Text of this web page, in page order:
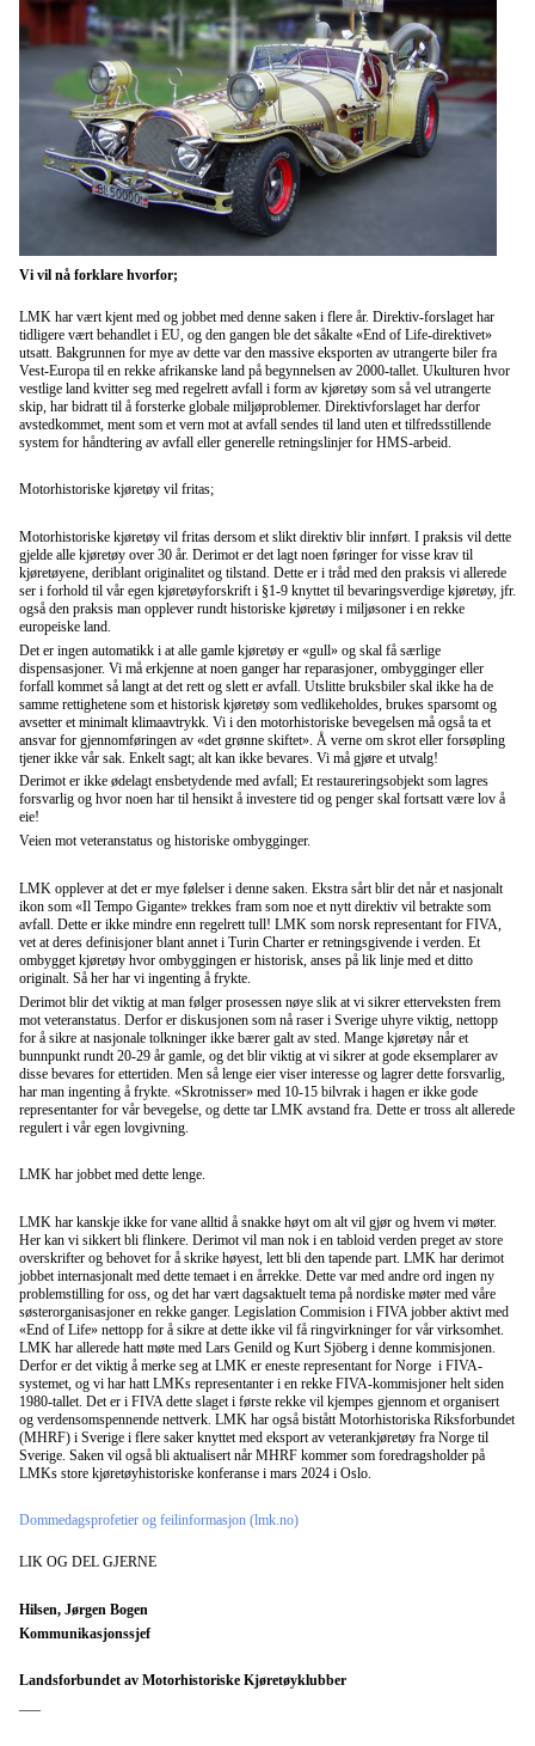
Vi vil nå forklare hvorfor;
LMK har vært kjent med og jobbet med denne saken i flere år. Direktiv-forslaget har
tidligere vært behandlet i EU, og den gangen ble det såkalte «End of Life-direktivet»
utsatt. Bakgrunnen for mye av dette var den massive eksporten av utrangerte biler fra
Vest-Europa til en rekke afrikanske land på begynnelsen av 2000-tallet. Ukulturen hvor
vestlige land kvitter seg med regelrett avfall i form av kjøretøy som så vel utrangerte
skip, har bidratt til å forsterke globale miljøproblemer. Direktivforslaget har derfor
avstedkommet, ment som et vern mot at avfall sendes til land uten et tilfredsstillende
system for håndtering av avfall eller generelle retningslinjer for HMS-arbeid.
Motorhistoriske kjøretøy vil fritas;
Motorhistoriske kjøretøy vil fritas dersom et slikt direktiv blir innført. I praksis vil dette
gjelde alle kjøretøy over 30 år. Derimot er det lagt noen føringer for visse krav til
kjøretøyene, deriblant originalitet og tilstand. Dette er i tråd med den praksis vi allerede
ser i forhold til vår egen kjøretøyforskrift i §1-9 knyttet til bevaringsverdige kjøretøy, jfr.
også den praksis man opplever rundt historiske kjøretøy i miljøsoner i en rekke
europeiske land.
Det er ingen automatikk i at alle gamle kjøretøy er «gull» og skal få særlige
dispensasjoner. Vi må erkjenne at noen ganger har reparasjoner, ombygginger eller
forfall kommet så langt at det rett og slett er avfall. Utslitte bruksbiler skal ikke ha de
samme rettighetene som et historisk kjøretøy som vedlikeholdes, brukes sparsomt og
avsetter et minimalt klimaavtrykk. Vi i den motorhistoriske bevegelsen må også ta et
ansvar for gjennomføringen av «det grønne skiftet». Å verne om skrot eller forsøpling
tjener ikke vår sak. Enkelt sagt; alt kan ikke bevares. Vi må gjøre et utvalg!
Derimot er ikke ødelagt ensbetydende med avfall; Et restaureringsobjekt som lagres
forsvarlig og hvor noen har til hensikt å investere tid og penger skal fortsatt være lov å
eie!
Veien mot veteranstatus og historiske ombygginger.
LMK opplever at det er mye følelser i denne saken. Ekstra sårt blir det når et nasjonalt
ikon som «Il Tempo Gigante» trekkes fram som noe et nytt direktiv vil betrakte som
avfall. Dette er ikke mindre enn regelrett tull! LMK som norsk representant for FIVA,
vet at deres definisjoner blant annet i Turin Charter er retningsgivende i verden. Et
ombygget kjøretøy hvor ombyggingen er historisk, anses på lik linje med et ditto
originalt. Så her har vi ingenting å frykte.
Derimot blir det viktig at man følger prosessen nøye slik at vi sikrer etterveksten frem
mot veteranstatus. Derfor er diskusjonen som nå raser i Sverige uhyre viktig, nettopp
for å sikre at nasjonale tolkninger ikke bærer galt av sted. Mange kjøretøy når et
bunnpunkt rundt 20-29 år gamle, og det blir viktig at vi sikrer at gode eksemplarer av
disse bevares for ettertiden. Men så lenge eier viser interesse og lagrer dette forsvarlig,
har man ingenting å frykte. «Skrotnisser» med 10-15 bilvrak i hagen er ikke gode
representanter for vår bevegelse, og dette tar LMK avstand fra. Dette er tross alt allerede
regulert i vår egen lovgivning.
LMK har jobbet med dette lenge.
LMK har kanskje ikke for vane alltid å snakke høyt om alt vil gjør og hvem vi møter.
Her kan vi sikkert bli flinkere. Derimot vil man nok i en tabloid verden preget av store
overskrifter og behovet for å skrike høyest, lett bli den tapende part. LMK har derimot
jobbet internasjonalt med dette temaet i en årrekke. Dette var med andre ord ingen ny
problemstilling for oss, og det har vært dagsaktuelt tema på nordiske møter med våre
søsterorganisasjoner en rekke ganger. Legislation Commision i FIVA jobber aktivt med
«End of Life» nettopp for å sikre at dette ikke vil få ringvirkninger for vår virksomhet.
LMK har allerede hatt møte med Lars Genild og Kurt Sjöberg i denne kommisjonen.
Derfor er det viktig å merke seg at LMK er eneste representant for Norge i FIVA-
systemet, og vi har hatt LMKs representanter i en rekke FIVA-kommisjoner helt siden
1980-tallet. Det er i FIVA dette slaget i første rekke vil kjempes gjennom et organisert
og verdensomspennende nettverk. LMK har også bistått Motorhistoriska Riksforbundet
(MHRF) i Sverige i flere saker knyttet med eksport av veterankjøretøy fra Norge til
Sverige. Saken vil også bli aktualisert når MHRF kommer som foredragsholder på
LMKs store kjøretøyhistoriske konferanse i mars 2024 i Oslo.
Dommedagsprofetier og feilinformasjon (lmk.no)
LIK OG DEL GJERNE
Hilsen, Jørgen Bogen
Kommunikasjonssjef
Landsforbundet av Motorhistoriske Kjøretøyklubber